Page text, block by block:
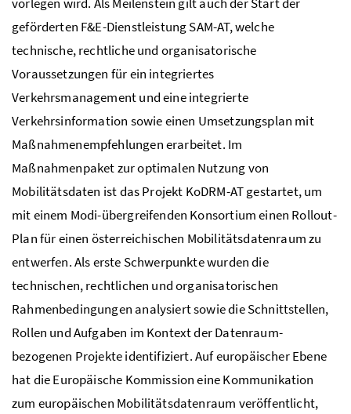
geförderten F&E-Dienstleistung SAM-AT, welche
technische, rechtliche und organisatorische
Voraussetzungen für ein integriertes
Verkehrsmanagement und eine integrierte
Verkehrsinformation sowie einen Umsetzungsplan mit
Maßnahmenempfehlungen erarbeitet. Im
Maßnahmenpaket zur optimalen Nutzung von
Mobilitätsdaten ist das Projekt KoDRM-AT gestartet, um
mit einem Modi-übergreifenden Konsortium einen Rollout-
Plan für einen österreichischen Mobilitätsdatenraum zu
entwerfen. Als erste Schwerpunkte wurden die
technischen, rechtlichen und organisatorischen
Rahmenbedingungen analysiert sowie die Schnittstellen,
Rollen und Aufgaben im Kontext der Datenraum-
bezogenen Projekte identifiziert. Auf europäischer Ebene
hat die Europäische Kommission eine Kommunikation
zum europäischen Mobilitätsdatenraum veröffentlicht,